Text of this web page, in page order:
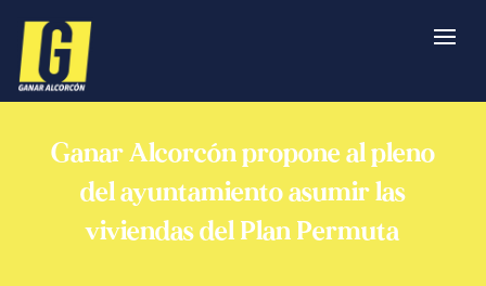
Ganar Alcorcón propone al pleno
del ayuntamiento asumir las
viviendas del Plan Permuta